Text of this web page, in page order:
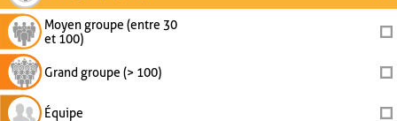
Moyen groupe (entre 30
et 100)
Grand groupe (> 100)
Équipe